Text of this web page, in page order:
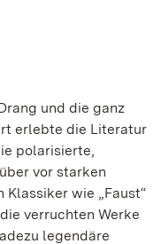
und die ganz
erlebte die Literatur
polarisierte,
vor starken
wie „Faust“
verruchten Werke
legendäre